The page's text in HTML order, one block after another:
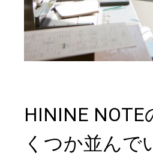
HININE
くつか並んで